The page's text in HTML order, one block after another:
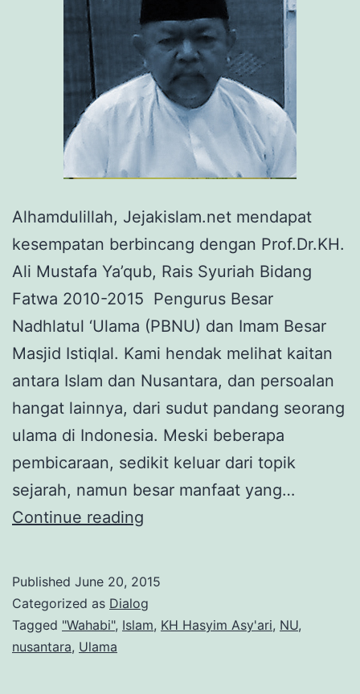
Alhamdulillah, Jejakislam.net mendapat
kesempatan berbincang dengan Prof.Dr.KH.
Ali Mustafa Ya’qub, Rais Syuriah Bidang
Fatwa 2010-2015 Pengurus Besar
Nadhlatul ‘Ulama (PBNU) dan Imam Besar
Masjid Istiqlal. Kami hendak melihat kaitan
antara Islam dan Nusantara, dan persoalan
hangat lainnya, dari sudut pandang seorang
ulama di Indonesia. Meski beberapa
pembicaraan, sedikit keluar dari topik
sejarah, namun besar manfaat yang…
Continue reading
Ali
Mustafa
Published June 20, 2015
Categorized as Dialog
Tagged "Wahabi", Islam, KH Hasyim Asy'ari, NU,
nusantara, Ulama